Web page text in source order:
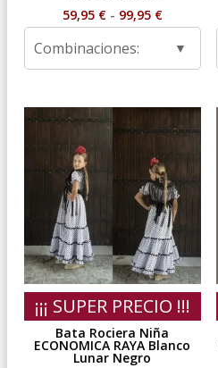
59,95 € - 99,95 €Rango
59,95 €
hasta
99,95 €
Combinaciones:
¡¡¡ SUPER PRECIO !!!
Bata Rociera Niña
ECONOMICA RAYA Blanco
Lunar Negro